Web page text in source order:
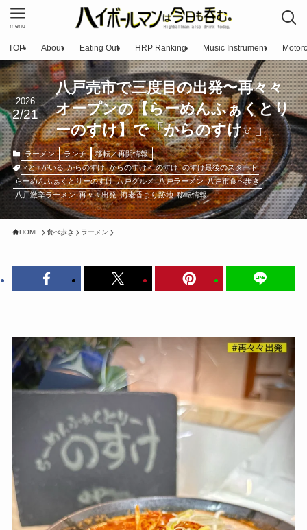
menu
TOP About Eating Out HRP Ranking Music Instrument
八戸売市で三度目の出発〜再々々
オープンの【らーめんふぁくとり
ーのすけ】で「からのすけ♂」
2026
2/21
ラーメン ランチ
移転／再開情報
♂と♀がいる からのすけ からのすけ♂ のすけ のすけ最後のスタート
らーめんふぁくとりーのすけ 八戸グルメ 八戸ラーメン 八戸市食べ歩き
八戸激辛ラーメン 再々々出発 海老香まり跡地 移転情報
HOME 食べ歩き ラーメン